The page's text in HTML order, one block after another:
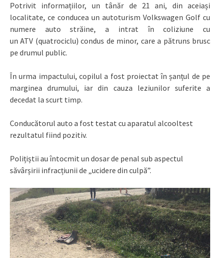
Potrivit informațiilor, un tânăr de 21 ani, din aceiași
localitate, ce conducea un autoturism Volkswagen Golf cu
numere auto străine, a intrat în coliziune cu
un ATV (quatrociclu) condus de minor, care a pătruns brusc
pe drumul public.
În urma impactului, copilul a fost proiectat în șanțul de pe
marginea drumului, iar din cauza leziunilor suferite a
decedat la scurt timp.
Conducătorul auto a fost testat cu aparatul alcooltest
rezultatul fiind pozitiv.
Polițiștii au întocmit un dosar de penal sub aspectul
săvârșirii infracțiunii de „ucidere din culpă”.